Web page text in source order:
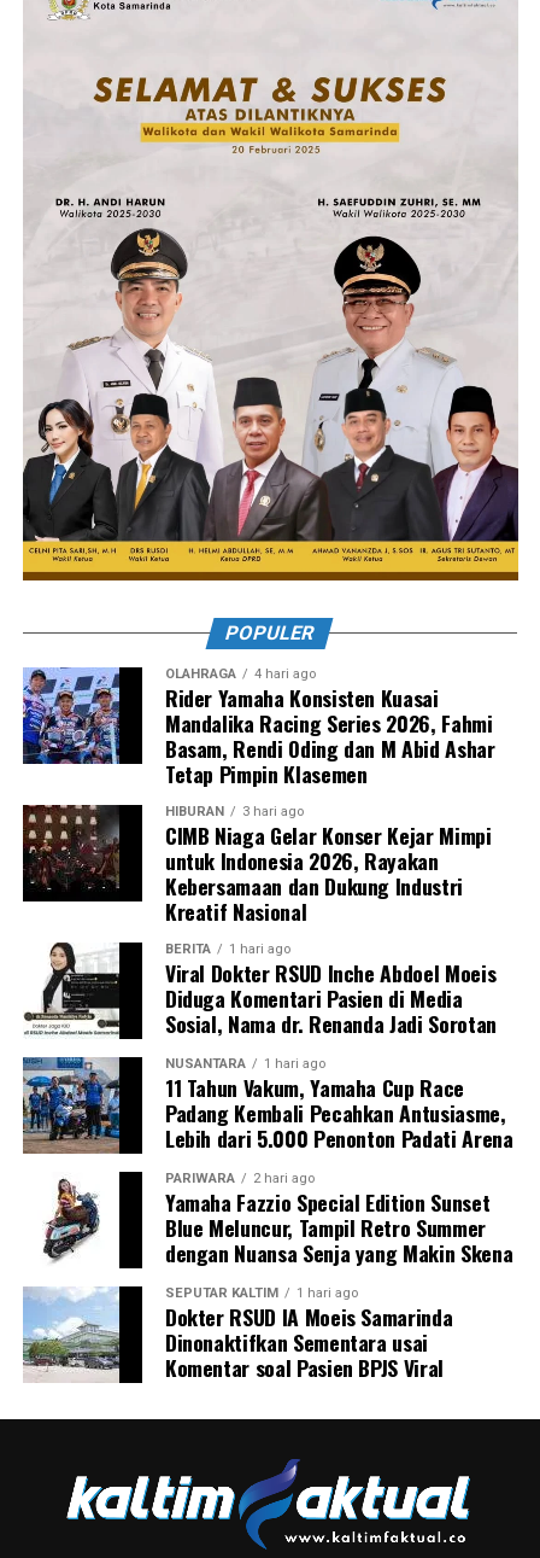
POPULER
OLAHRAGA 4 hari ago
Rider Yamaha Konsisten Kuasai
Mandalika Racing Series 2026, Fahmi
Basam, Rendi Oding dan M Abid Ashar
Tetap Pimpin Klasemen
HIBURAN 3 hari ago
CIMB Niaga Gelar Konser Kejar Mimpi
untuk Indonesia 2026, Rayakan
Kebersamaan dan Dukung Industri
Kreatif Nasional
BERITA 1 hari ago
Viral Dokter RSUD Inche Abdoel Moeis
Diduga Komentari Pasien di Media
Sosial, Nama dr. Renanda Jadi Sorotan
NUSANTARA 1 hari ago
11 Tahun Vakum, Yamaha Cup Race
Padang Kembali Pecahkan Antusiasme,
Lebih dari 5.000 Penonton Padati Arena
PARIWARA 2 hari ago
Yamaha Fazzio Special Edition Sunset
Blue Meluncur, Tampil Retro Summer
dengan Nuansa Senja yang Makin Skena
SEPUTAR KALTIM 1 hari ago
Dokter RSUD IA Moeis Samarinda
Dinonaktifkan Sementara usai
Komentar soal Pasien BPJS Viral